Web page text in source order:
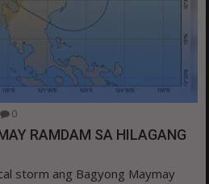
0
RAMDAM SA HILAGANG
storm ang Bagyong Maymay